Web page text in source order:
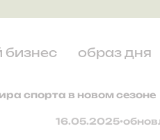
образ дня
спорта в новом сезоне
16.05.2025•